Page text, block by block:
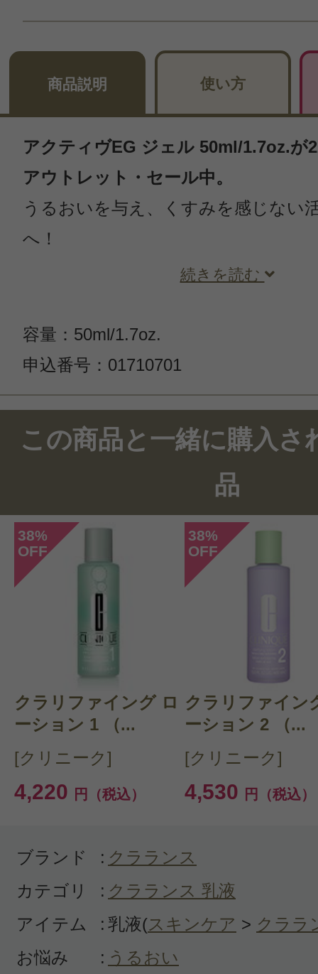
商品説明 使い方
アクティヴEG ジェル 50ml/1.7oz.が
アウトレット・セール中。
うるおいを与え、くすみを感じない
へ！
続きを読む
容量：50ml/1.7oz.
申込番号：01710701
このコスメのレビューを書いて
CT 会員様は、マイページの「購
らクチコミ投稿すると1 商品に
ントプレゼント！
この商品と一緒に購入さ
品
38%
OFF
クラリファイング ロ
ーション 1 （...
[クリニーク]
4,220 円（税込）
38%
OFF
クラリファイン
ーション 2 （...
[クリニーク]
4,530 円（税込）
ブランド : クラランス
カテゴリ
: クラランス 乳液
アイテム
: 乳液(スキンケア > クララ
お悩み
: うるおい